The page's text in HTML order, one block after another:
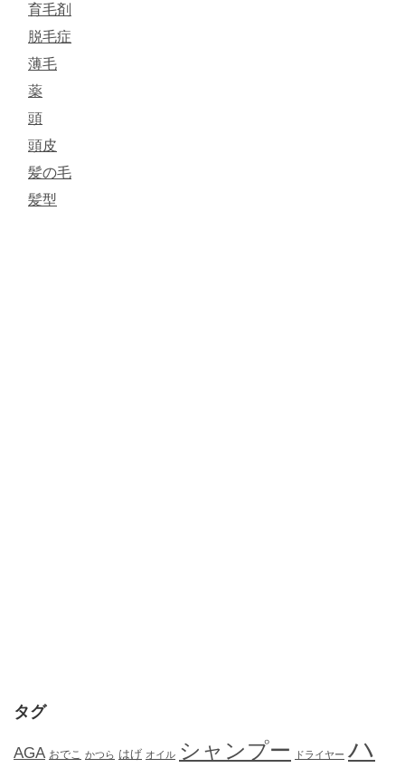
育毛剤
脱毛症
薄毛
薬
頭
頭皮
髪の毛
髪型
タグ
AGA おでこ かつら はげ オイル シャンプー ドライヤー ハ